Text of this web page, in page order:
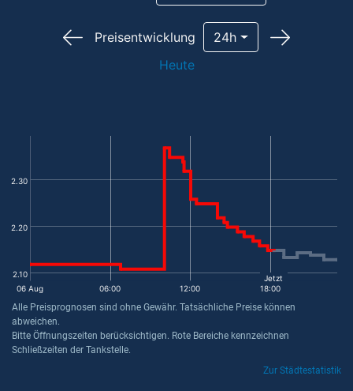
Preisentwicklung
24h
Heute
2.10
2.20
2.30
06 Aug 06:00 12:00 18:00
Jetzt
Alle Preisprognosen sind ohne Gewähr. Tatsächliche Preise können
abweichen.
Bitte Öffnungszeiten berücksichtigen. Rote Bereiche kennzeichnen
Schließzeiten der Tankstelle.
Zur Städtestatistik